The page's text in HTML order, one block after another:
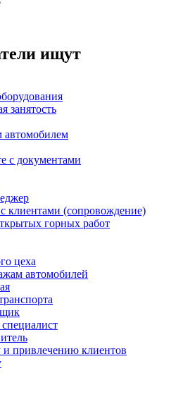
ищут
занятость
автомобилем
с документами
клиентами (сопровождение)
горных работ
цеха
автомобилей
привлечению клиентов